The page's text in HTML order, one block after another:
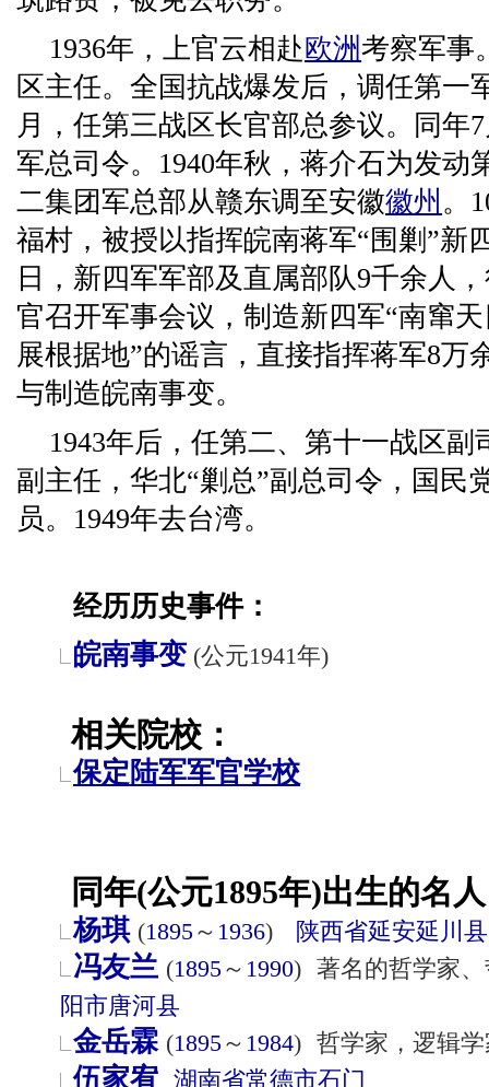
1936年，上官云相赴欧洲考察军事
区主任。全国抗战爆发后，调任第一
月，任第三战区长官部总参议。同年
军总司令。1940年秋，蒋介石为发动
二集团军总部从赣东调至安徽徽州 。
福村，被授以指挥皖南蒋军“围剿”新
日，新四军军部及直属部队9千余人
官召开军事会议，制造新四军“南窜
展根据地”的谣言，直接指挥蒋军8万
与制造皖南事变。
1943年后，任第二、第十一战区
副主任，华北“剿总”副总司令，国民
员。1949年去台湾。
经历历史事件：
皖南事变 (公元1941年)
相关院校：
保定陆军军官学校
同年(公元1895年)出生的名
杨琪 (1895～ 1936) 陕西省延安延川县
冯友兰 (1895～ 1990) 著名的哲学家
阳市唐河县
金岳霖 (1895～ 1984) 哲学家，逻辑
伍家宥 湖南省常德市石门